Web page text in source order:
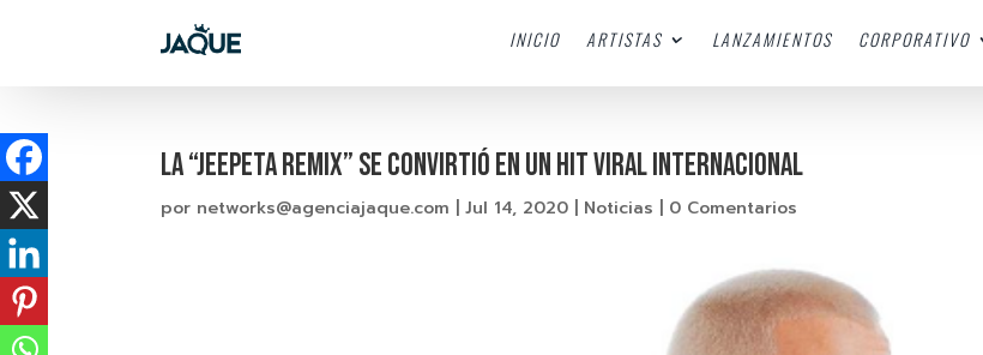
INICIO ARTISTAS LANZAMIENTOS CORPORATIVO
LA “JEEPETA REMIX” SE CONVIRTIÓ EN UN HIT VIRAL INTERNACIONAL
por networks@agenciajaque.com |Jul 14, 2020 | Noticias | 0 Comentarios